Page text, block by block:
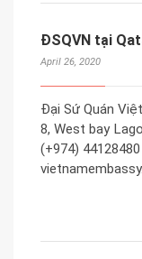
ĐSQVN tại
April 26, 2020
Đại Sứ Quán
8, West bay
(+974)